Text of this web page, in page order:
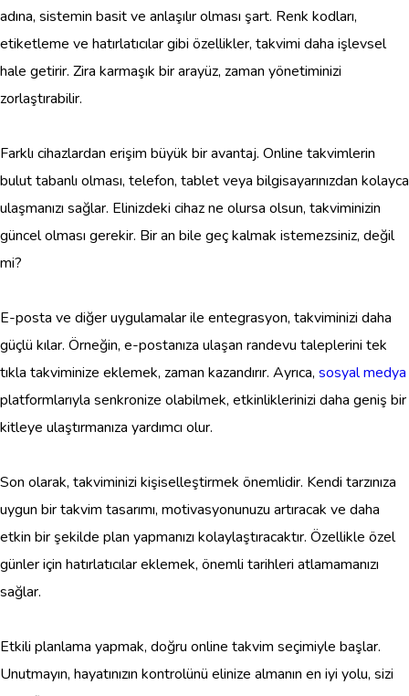
adına, sistemin basit ve anlaşılır olması şart. Renk kodları,
etiketleme ve hatırlatıcılar gibi özellikler, takvimi daha işlevsel
hale getirir. Zira karmaşık bir arayüz, zaman yönetiminizi
zorlaştırabilir.
Farklı cihazlardan erişim büyük bir avantaj. Online takvimlerin
bulut tabanlı olması, telefon, tablet veya bilgisayarınızdan kolayca
ulaşmanızı sağlar. Elinizdeki cihaz ne olursa olsun, takviminizin
güncel olması gerekir. Bir an bile geç kalmak istemezsiniz, değil
mi?
E-posta ve diğer uygulamalar ile entegrasyon, takviminizi daha
güçlü kılar. Örneğin, e-postanıza ulaşan randevu taleplerini tek
tıkla takviminize eklemek, zaman kazandırır. Ayrıca, sosyal medya
platformlarıyla senkronize olabilmek, etkinliklerinizi daha geniş bir
kitleye ulaştırmanıza yardımcı olur.
Son olarak, takviminizi kişiselleştirmek önemlidir. Kendi tarzınıza
uygun bir takvim tasarımı, motivasyonunuzu artıracak ve daha
etkin bir şekilde plan yapmanızı kolaylaştıracaktır. Özellikle özel
günler için hatırlatıcılar eklemek, önemli tarihleri atlamamanızı
sağlar.
Etkili planlama yapmak, doğru online takvim seçimiyle başlar.
Unutmayın, hayatınızın kontrolünü elinize almanın en iyi yolu, sizi